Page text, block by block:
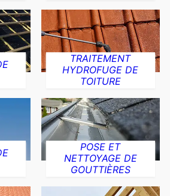
TRAITEMENT
HYDROFUGE DE
TOITURE
POSE ET
NETTOYAGE DE
GOUTTIÈRES